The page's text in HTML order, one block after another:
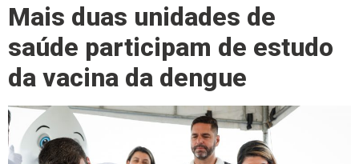
Mais duas unidades de
saúde participam de estudo
da vacina da dengue